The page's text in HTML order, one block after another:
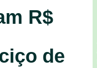
R$
de